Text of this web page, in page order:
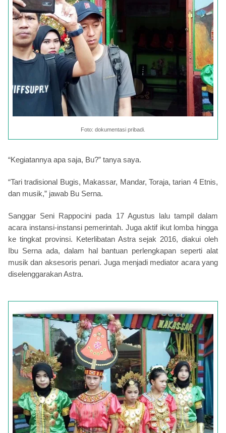
Foto: dokumentasi pribadi.
“Kegiatannya apa saja, Bu?” tanya saya.
“Tari tradisional Bugis, Makassar, Mandar, Toraja, tarian 4 Etnis,
dan musik,” jawab Bu Serna.
Sanggar Seni Rappocini pada 17 Agustus lalu tampil dalam
acara instansi-instansi pemerintah. Juga aktif ikut lomba hingga
ke tingkat provinsi. Keterlibatan Astra sejak 2016, diakui oleh
Ibu Serna ada, dalam hal bantuan perlengkapan seperti alat
musik dan aksesoris penari. Juga menjadi mediator acara yang
diselenggarakan Astra.